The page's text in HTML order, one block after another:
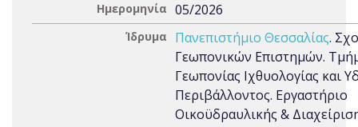
Ημερομηνία 05/2026
Ίδρυμα Πανεπιστήμιο Θεσσαλίας.
Γεωπονικών Επιστημών.
Γεωπονίας Ιχθυολογίας και
Περιβάλλοντος. Εργαστήριο
Οικοϋδραυλικής &